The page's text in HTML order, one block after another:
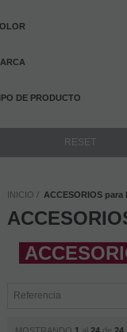
DE PRODUCTO
INICIO ACCESORIOS para